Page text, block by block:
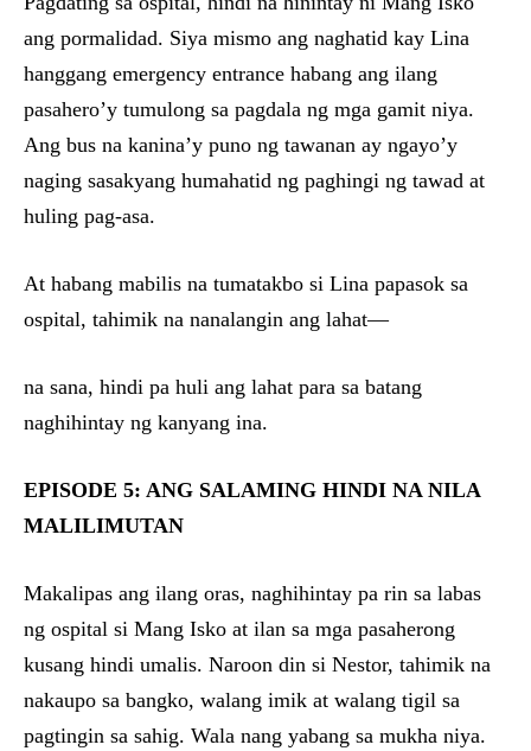
ang pormalidad. Siya mismo ang naghatid kay Lina
hanggang emergency entrance habang ang ilang
pasahero’y tumulong sa pagdala ng mga gamit niya.
Ang bus na kanina’y puno ng tawanan ay ngayo’y
naging sasakyang humahatid ng paghingi ng tawad at
huling pag-asa.
At habang mabilis na tumatakbo si Lina papasok sa
ospital, tahimik na nanalangin ang lahat—
na sana, hindi pa huli ang lahat para sa batang
naghihintay ng kanyang ina.
EPISODE 5: ANG SALAMING HINDI NA NILA
MALILIMUTAN
Makalipas ang ilang oras, naghihintay pa rin sa labas
ng ospital si Mang Isko at ilan sa mga pasaherong
kusang hindi umalis. Naroon din si Nestor, tahimik na
nakaupo sa bangko, walang imik at walang tigil sa
pagtingin sa sahig. Wala nang yabang sa mukha niya.